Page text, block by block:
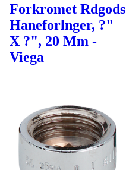
Forkromet Rdgods
Haneforlnger, ?"
X ?", 20 Mm -
Viega